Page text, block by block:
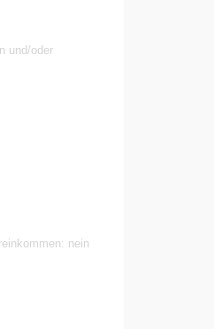
und/oder
nein